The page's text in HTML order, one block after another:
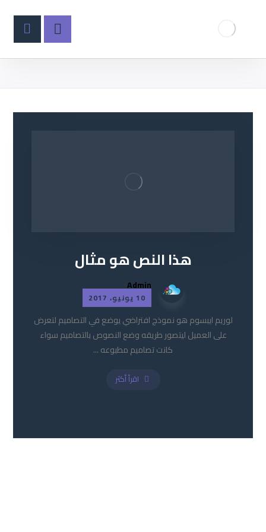
هذا النص هو مثال
Admin
10 يونيو، 2017
لوريم ايبسوم هو نموذج افتراضي يوضع في التصاميم لتعرض
على العميل ليتصور طريقه وضع النصوص بالتصاميم سواء
كانت تصاميم مطبوعه ...
اقرأ أكثر